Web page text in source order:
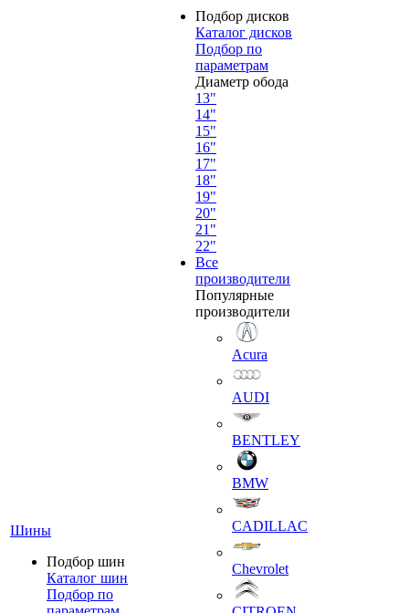
Шины
Подбор шин
Каталог шин
Подбор по
Подбор дисков
Каталог дисков
Подбор по
параметрам
Диаметр обода
13"
14"
15"
16"
17"
18"
19"
20"
21"
22"
Все
производители
Популярные
производители
Acura
AUDI
BENTLEY
BMW
CADILLAC
Chevrolet